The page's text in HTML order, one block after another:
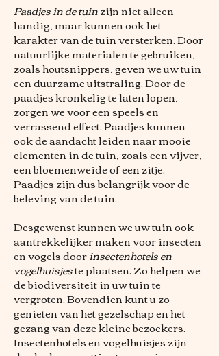
Paadjes in de tuinzijn niet alleen
handig, maar kunnen ook het
karakter van de tuin versterken. Door
natuurlijke materialen te gebruiken,
zoals houtsnippers, geven we uw tuin
een duurzame uitstraling. Door de
paadjes kronkelig te laten lopen,
zorgen we voor een speels en
verrassend effect. Paadjes kunnen
ook de aandacht leiden naar mooie
elementen in de tuin, zoals een vijver,
een bloemenweide of een zitje.
Paadjes zijn dus belangrijk voor de
beleving van de tuin.
Desgewenst kunnen we uw tuin ook
aantrekkelijker maken voor insecten
en vogels doorinsectenhotels en
vogelhuisjeste plaatsen. Zo helpen we
de biodiversiteit in uw tuin te
vergroten. Bovendien kunt u zo
genieten van het gezelschap en het
gezang van deze kleine bezoekers.
Insectenhotels en vogelhuisjes zijn